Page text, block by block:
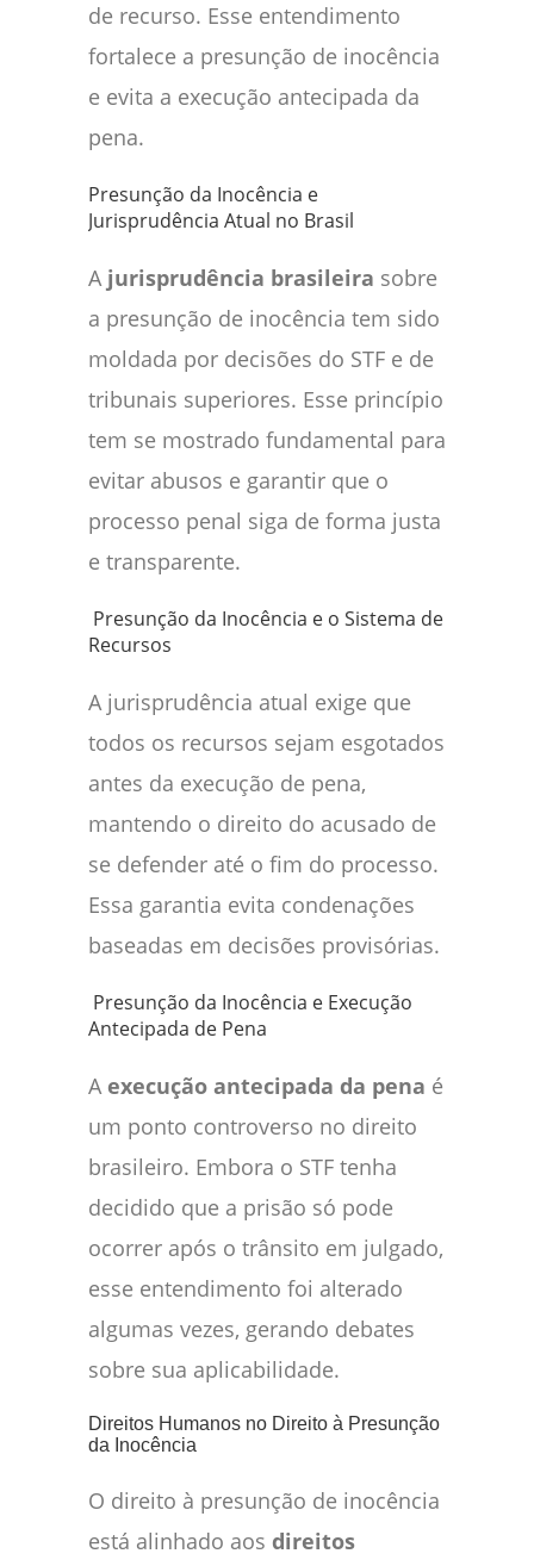
de recurso. Esse entendimento
fortalece a presunção de inocência
e evita a execução antecipada da
pena.
Presunção da Inocência e
Jurisprudência Atual no Brasil
A jurisprudência brasileira sobre
a presunção de inocência tem sido
moldada por decisões do STF e de
tribunais superiores. Esse princípio
tem se mostrado fundamental para
evitar abusos e garantir que o
processo penal siga de forma justa
e transparente.
Presunção da Inocência e o Sistema de
Recursos
A jurisprudência atual exige que
todos os recursos sejam esgotados
antes da execução de pena,
mantendo o direito do acusado de
se defender até o fim do processo.
Essa garantia evita condenações
baseadas em decisões provisórias.
Presunção da Inocência e Execução
Antecipada de Pena
A execução antecipada da pena é
um ponto controverso no direito
brasileiro. Embora o STF tenha
decidido que a prisão só pode
ocorrer após o trânsito em julgado,
esse entendimento foi alterado
algumas vezes, gerando debates
sobre sua aplicabilidade.
Direitos Humanos no Direito à Presunção
da Inocência
O direito à presunção de inocência
está alinhado aos direitos